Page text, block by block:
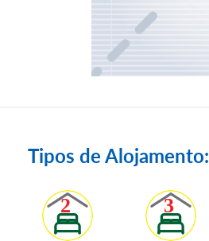
Tipos de Alojamento: